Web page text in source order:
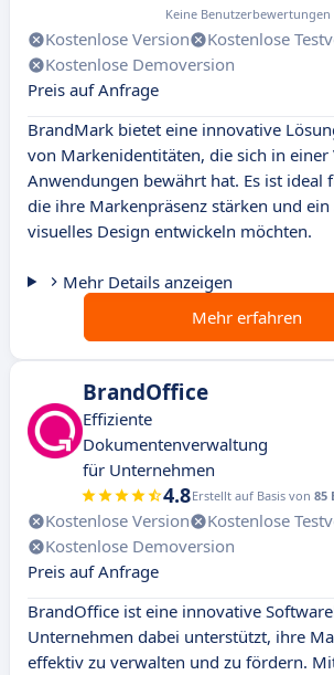
Keine Benutzerbewertungen
Kostenlose Version
Kostenlose
Kostenlose Demoversion
Preis auf Anfrage
BrandMark bietet eine innovative
von Markenidentitäten, die sich in einer
Anwendungen bewährt hat. Es ist ideal
die ihre Markenpräsenz stärken und ein
visuelles Design entwickeln möchten.
Mehr Details anzeigen
Mehr erfahren
BrandOffice
Effiziente
Dokumentenverwaltung
für Unternehmen
4.8Erstellt auf Basis von 85
Kostenlose Version
Kostenlose
Kostenlose Demoversion
Preis auf Anfrage
BrandOffice ist eine innovative
Unternehmen dabei unterstützt, ihre
effektiv zu verwalten und zu fördern.